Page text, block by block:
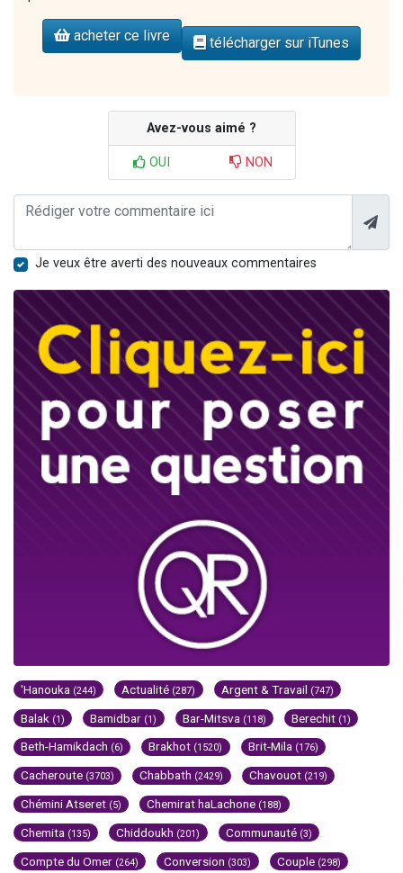
acheter ce livre télécharger sur iTunes
Avez-vous aimé ?
OUI NON
Je veux être averti des nouveaux commentaires
'Hanouka (244) Actualité (287) Argent & Travail (747)
Balak (1) Bamidbar (1) Bar-Mitsva (118) Berechit (1)
Beth-Hamikdach (6) Brakhot (1520) Brit-Mila (176)
Cacheroute (3703) Chabbath (2429) Chavouot (219)
Chémini Atseret (5) Chemirat haLachone (188)
Chemita (135) Chiddoukh (201) Communauté (3)
Compte du Omer (264) Conversion (303) Couple (298)